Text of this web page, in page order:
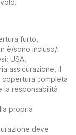
furto,
è/sono incluso/i
USA.
assicurazione, il
completa
la responsabilità
propria
deve